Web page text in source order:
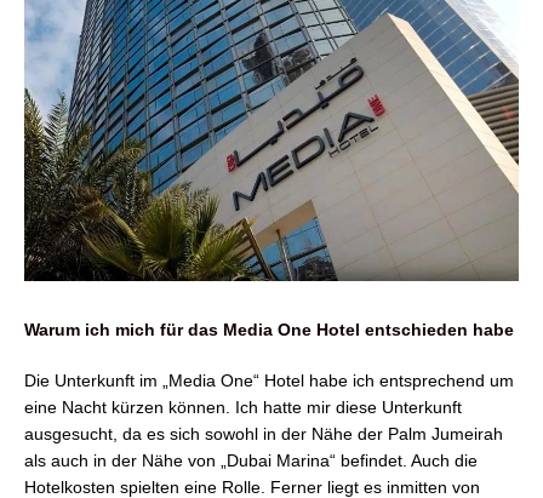
Warum ich mich für das Media One Hotel entschieden habe
Die Unterkunft im „Media One“ Hotel habe ich entsprechend um
eine Nacht kürzen können. Ich hatte mir diese Unterkunft
ausgesucht, da es sich sowohl in der Nähe der Palm Jumeirah
als auch in der Nähe von „Dubai Marina“ befindet. Auch die
Hotelkosten spielten eine Rolle. Ferner liegt es inmitten von